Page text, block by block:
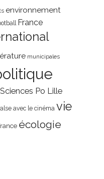
environnement
France
municipales
Sciences Po Lille
avec le cinéma vie
écologie